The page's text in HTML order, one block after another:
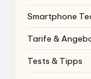
Smartphone
Tarife &
Tests & Tipps